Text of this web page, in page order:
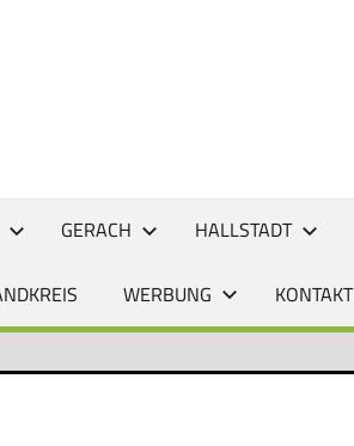
GERACH HALLSTADT
WERBUNG KONTAKT